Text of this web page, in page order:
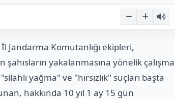
Jandarma Komutanlığı ekipleri,
yakalanmasına yönelik çalışma
yağma" ve "hırsızlık" suçları başta
hakkında 10 yıl 1 ay 15 gün